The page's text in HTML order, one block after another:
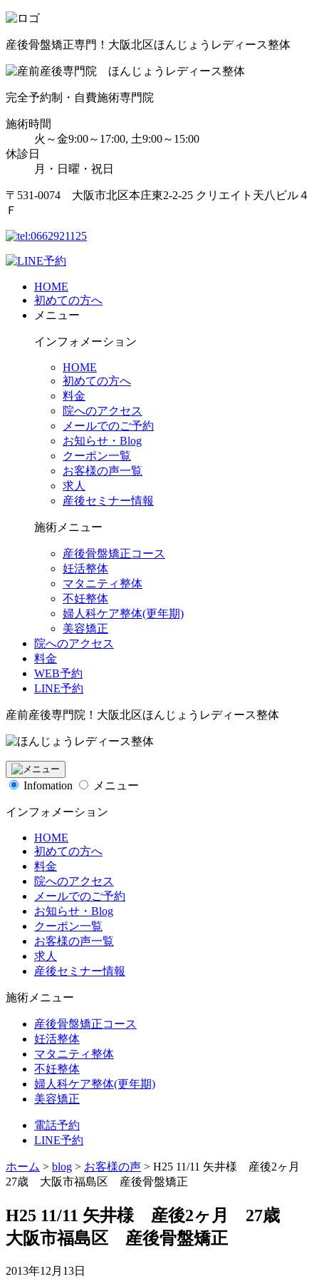
産後骨盤矯正専門！大阪北区ほんじょうレディース整体
完全予約制・自費施術専門院
施術時間
火～金9:00～17:00, 土9:00～15:00
休診日
月・日曜・祝日
〒531-0074 大阪市北区本庄東2-2-25 クリエイト天八ビル４
Ｆ
HOME
初めての方へ
メニュー
インフォメーション
HOME
初めての方へ
料金
院へのアクセス
メールでのご予約
お知らせ・Blog
クーポン一覧
お客様の声一覧
求人
産後セミナー情報
施術メニュー
産後骨盤矯正コース
妊活整体
マタニティ整体
不妊整体
婦人科ケア整体(更年期)
美容矯正
院へのアクセス
料金
WEB予約
LINE予約
産前産後専門院！大阪北区ほんじょうレディース整体
Infomation メニュー
インフォメーション
HOME
初めての方へ
料金
院へのアクセス
メールでのご予約
お知らせ・Blog
クーポン一覧
お客様の声一覧
求人
産後セミナー情報
施術メニュー
産後骨盤矯正コース
妊活整体
マタニティ整体
不妊整体
婦人科ケア整体(更年期)
美容矯正
電話予約
LINE予約
ホーム > blog > お客様の声 > H25 11/11 矢井様 産後2ヶ月
27歳 大阪市福島区 産後骨盤矯正
H25 11/11 矢井様 産後2ヶ月 27歳
大阪市福島区 産後骨盤矯正
2013年12月13日